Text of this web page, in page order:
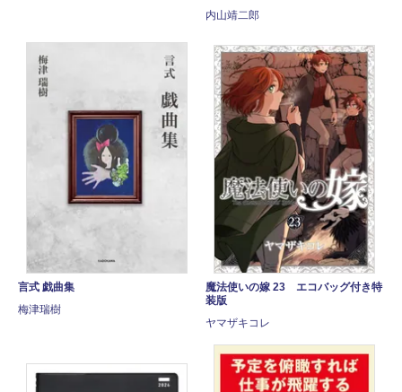
内山靖二郎
言式 戯曲集
梅津瑞樹
魔法使いの嫁 23 エコバッグ付き特
装版
ヤマザキコレ